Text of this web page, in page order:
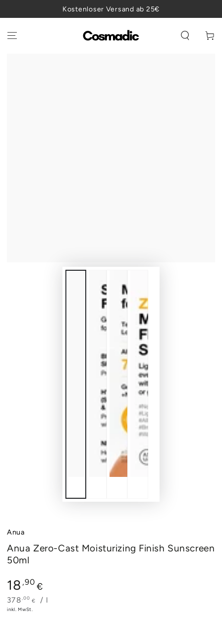
Kostenloser Versand ab 25€
Anua
Anua Zero-Cast Moisturizing Finish Sunscreen
50ml
Regulärer
Preis
18 ,90 €
Stückpreis
378,00 € / pro
l
inkl. MwSt.